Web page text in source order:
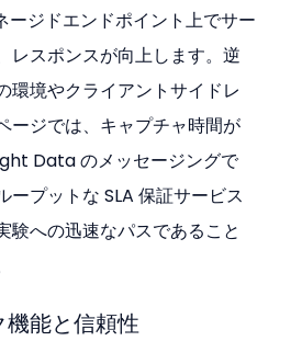
ジドエンドポイント上でサー
レスポンスが向上します。逆
環境やクライアントサイドレ
ージでは、キャプチャ時間が
Data のメッセージングで
ープットな SLA 保証サービス
験への迅速なパスであること
機能と信頼性